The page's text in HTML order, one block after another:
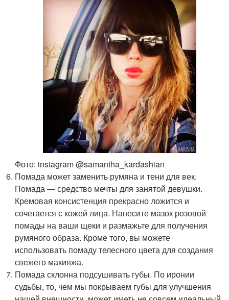
Фото: instagram @samantha_kardashian
Помада может заменить румяна и тени для век.
Помада — средство мечты для занятой девушки.
Кремовая консистенция прекрасно ложится и
сочетается с кожей лица. Нанесите мазок розовой
помады на ваши щеки и размажьте для получения
румяного образа. Кроме того, вы можете
использовать помаду телесного цвета для создания
свежего макияжа.
Помада склонна подсушивать губы. По иронии
судьбы, то, чем мы покрываем губы для улучшения